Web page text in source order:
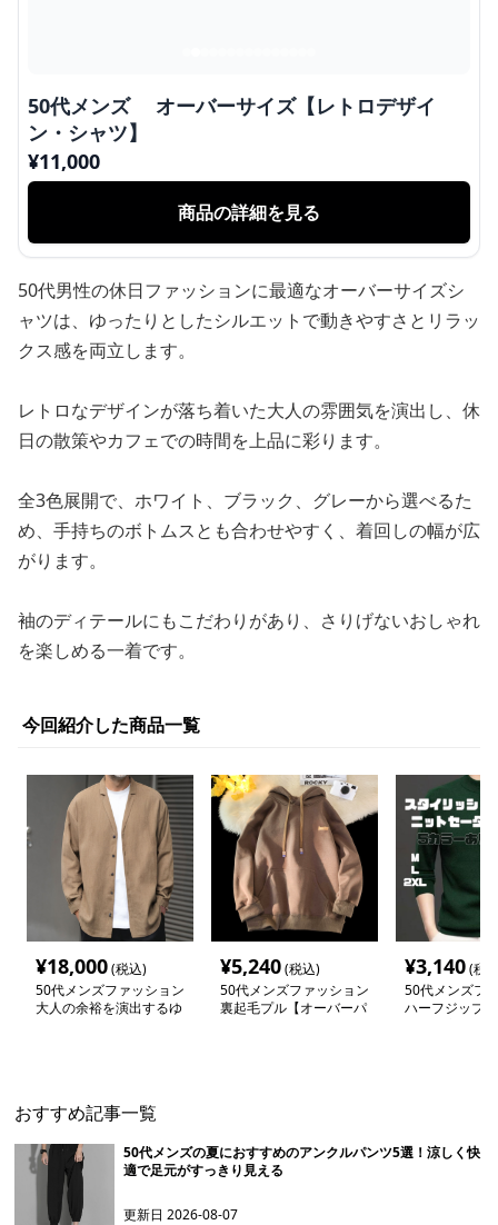
50代メンズ オーバーサイズ【レトロデザイ
ン・シャツ】
¥11,000
商品の詳細を見る
50代男性の休日ファッションに最適なオーバーサイズシ
ャツは、ゆったりとしたシルエットで動きやすさとリラッ
クス感を両立します。
レトロなデザインが落ち着いた大人の雰囲気を演出し、休
日の散策やカフェでの時間を上品に彩ります。
全3色展開で、ホワイト、ブラック、グレーから選べるた
め、手持ちのボトムスとも合わせやすく、着回しの幅が広
がります。
袖のディテールにもこだわりがあり、さりげないおしゃれ
を楽しめる一着です。
今回紹介した商品一覧
¥18,000(税込)
50代メンズファッション
大人の余裕を演出するゆ
¥5,240(税込)
50代メンズファッション
裏起毛プル【オーバーパ
¥3,140(税
50代メンズフ
ハーフジップ
おすすめ記事一覧
50代メンズの夏におすすめのアンクルパンツ5選！涼しく快
適で足元がすっきり見える
更新日2026-08-07